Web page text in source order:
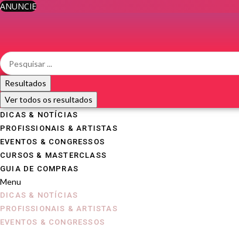
ANUNCIE
Resultados
Ver todos os resultados
DICAS & NOTÍCIAS
PROFISSIONAIS & ARTISTAS
EVENTOS & CONGRESSOS
CURSOS & MASTERCLASS
GUIA DE COMPRAS
Menu
DICAS & NOTÍCIAS
PROFISSIONAIS & ARTISTAS
EVENTOS & CONGRESSOS